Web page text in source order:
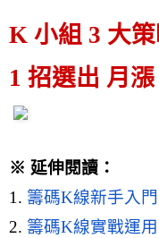
K 小組 3 大
1 招選出 月漲
※ 延伸閱讀：
1. 籌碼K線新手入
2. 籌碼K線實戰運